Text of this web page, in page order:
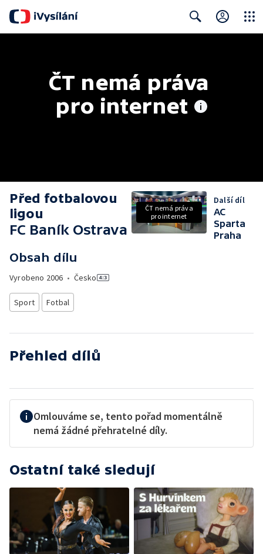
ČT nemá práva
pro internet
Před fotbalovou
ligou
FC Baník Ostrava
Obsah dílu
Vyrobeno 2006 • Česko
Sport Fotbal
ČT nemá práva
pro internet
Další díl
AC
Sparta
Praha
Přehled dílů
Omlouváme se, tento pořad momentálně
nemá žádné přehratelné díly.
Ostatní také sledují